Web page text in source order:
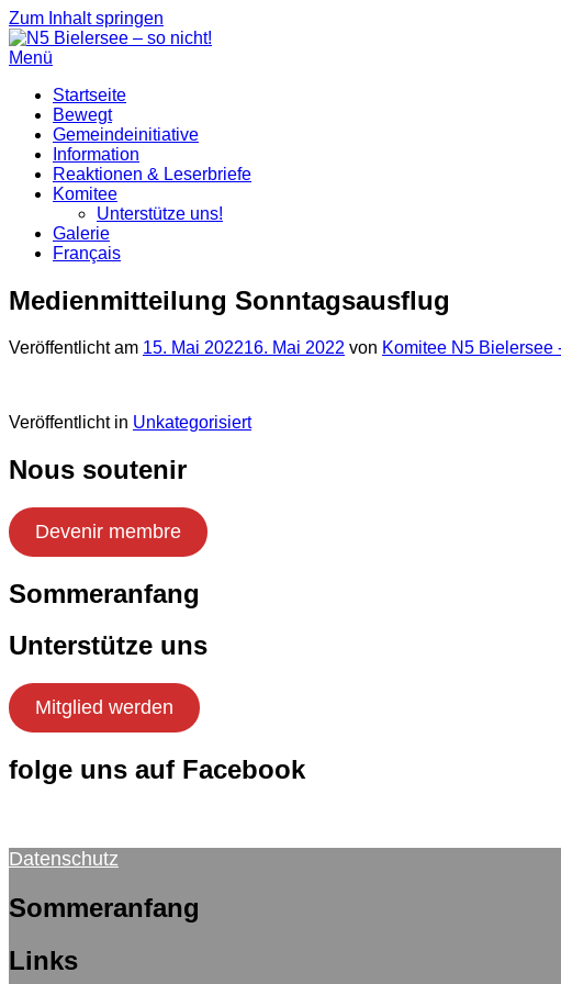
Zum Inhalt springen
Menü
Startseite
Bewegt
Gemeindeinitiative
Information
Reaktionen & Leserbriefe
Komitee
Unterstütze uns!
Galerie
Français
Medienmitteilung Sonntagsausflug
Veröffentlicht am 15. Mai 202216. Mai 2022 von Komitee N5 Bielersee
Veröffentlicht in Unkategorisiert
Nous soutenir
Devenir membre
Sommeranfang
Unterstütze uns
Mitglied werden
folge uns auf Facebook
Datenschutz
Sommeranfang
Links